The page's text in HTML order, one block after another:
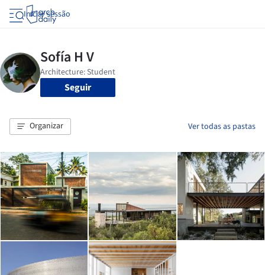
Iniciar sessão
Seguir
Organizar Ver todas as pastas